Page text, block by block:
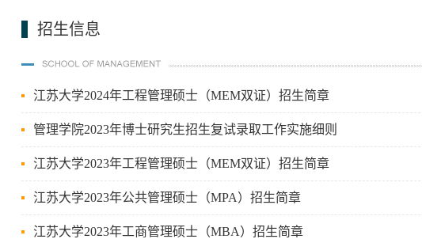
招生信息
江苏大学2024年工程管理硕士（MEM双证）招生简章
管理学院2023年博士研究生招生复试录取工作实施细则
江苏大学2023年工程管理硕士（MEM双证）招生简章
江苏大学2023年公共管理硕士（MPA）招生简章
江苏大学2023年工商管理硕士（MBA）招生简章